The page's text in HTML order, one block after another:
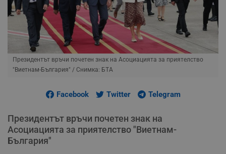
Президентът връчи почетен знак на Асоциацията за приятелство
"Виетнам-България" / Снимка: БТА
Facebook Twitter Telegram
Президентът връчи почетен знак на
Асоциацията за приятелство "Виетнам-
България"